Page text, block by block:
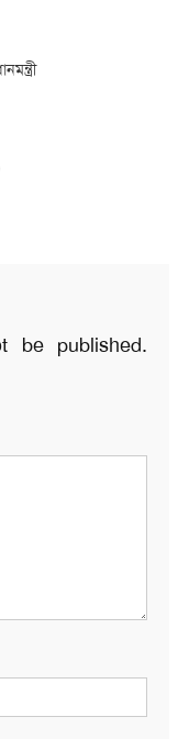
be published.